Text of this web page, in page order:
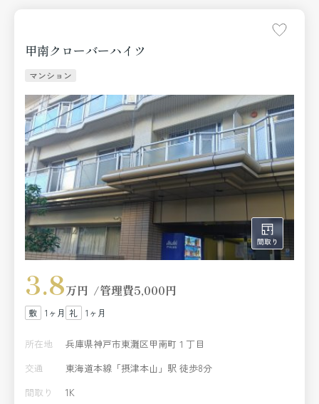
甲南クローバーハイツ
マンション
3.8万円 管理費5,000円
1ヶ月 1ヶ月
所在地
兵庫県神戸市東灘区甲南町１丁目
交通
東海道本線「摂津本山」駅 徒歩8分
間取り
1K